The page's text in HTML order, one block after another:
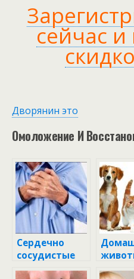
сейчас и
Дворянин это
Омоложение И
Сердечно
сосудистые
заболевания